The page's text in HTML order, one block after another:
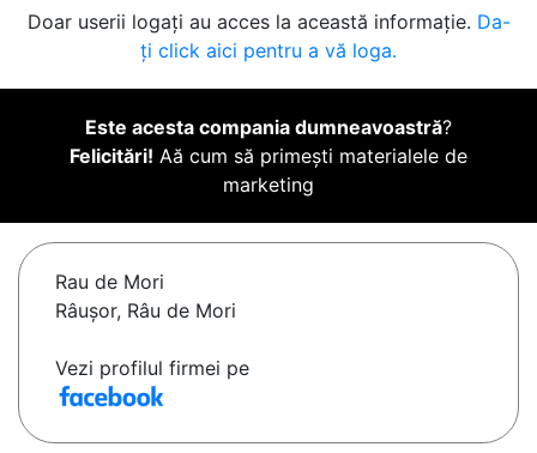
Doar userii logați au acces la această informație. Da-
ți click aici pentru a vă loga.
Este acesta compania dumneavoastră?
Felicitări! Aă cum să primești materialele de
marketing
Rau de Mori
Râușor, Râu de Mori
Vezi profilul firmei pe